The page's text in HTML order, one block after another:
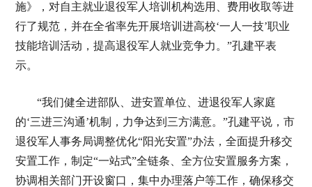
施》，对自主就业退役军人培训机构选用、费用收取等进
行了规范，并在全省率先开展培训进高校‘一人一技’职业
技能培训活动，提高退役军人就业竞争力。”孔建平表
示。
“我们健全进部队、进安置单位、进退役军人家庭
的‘三进三沟通’机制，力争达到三方满意。”孔建平说，市
退役军人事务局调整优化“阳光安置”办法，全面提升移交
安置工作，制定“一站式”全链条、全方位安置服务方案，
协调相关部门开设窗口，集中办理落户等工作，确保移交